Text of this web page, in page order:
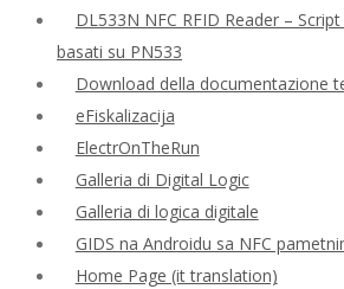
DL533N NFC RFID Reader –
basati su PN533
Download della documentazione
eFiskalizacija
ElectrOnTheRun
Galleria di Digital Logic
Galleria di logica digitale
GIDS na Androidu sa NFC
Home Page (it translation)